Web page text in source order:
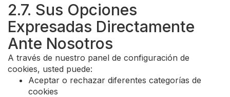
2.7. Sus Opciones
Expresadas Directamente
Ante Nosotros
A través de nuestro panel de configuración de
cookies, usted puede:
Aceptar o rechazar diferentes categorías de
cookies